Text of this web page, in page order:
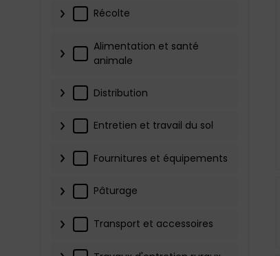
Récolte
Alimentation et santé
animale
Distribution
Entretien et travail du sol
Fournitures et équipements
Pâturage
Transport et accessoires